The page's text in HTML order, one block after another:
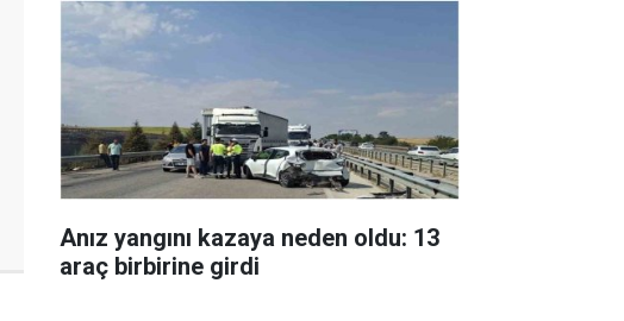
Anız yangını kazaya neden oldu: 13
araç birbirine girdi